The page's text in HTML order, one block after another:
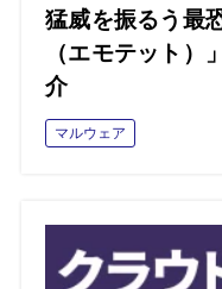
猛威を振るう最
（エモテット）
介
マルウェア